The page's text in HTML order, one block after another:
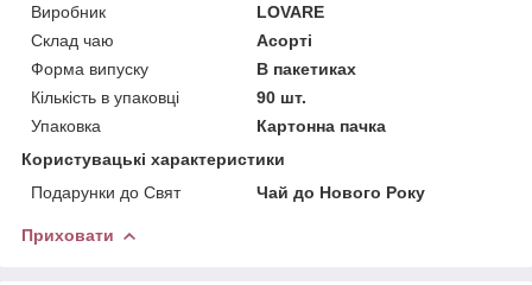
Виробник
LOVARE
Склад чаю
Асорті
Форма випуску
В пакетиках
Кількість в упаковці
90 шт.
Упаковка
Картонна пачка
Користувацькі характеристики
Подарунки до Свят
Чай до Нового Року
Приховати